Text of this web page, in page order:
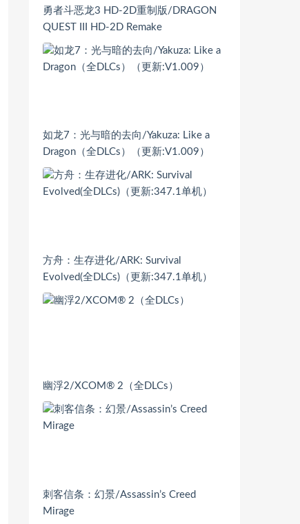
勇者斗恶龙3 HD-2D重制版/DRAGON
QUEST III HD-2D Remake
如龙7：光与暗的去向/Yakuza: Like a
Dragon（全DLCs）（更新:V1.009）
方舟：生存进化/ARK: Survival
Evolved(全DLCs)（更新:347.1单机）
幽浮2/XCOM® 2（全DLCs）
刺客信条：幻景/Assassin’s Creed
Mirage